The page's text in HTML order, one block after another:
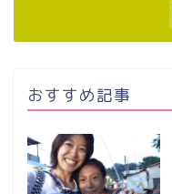
おすすめ記事